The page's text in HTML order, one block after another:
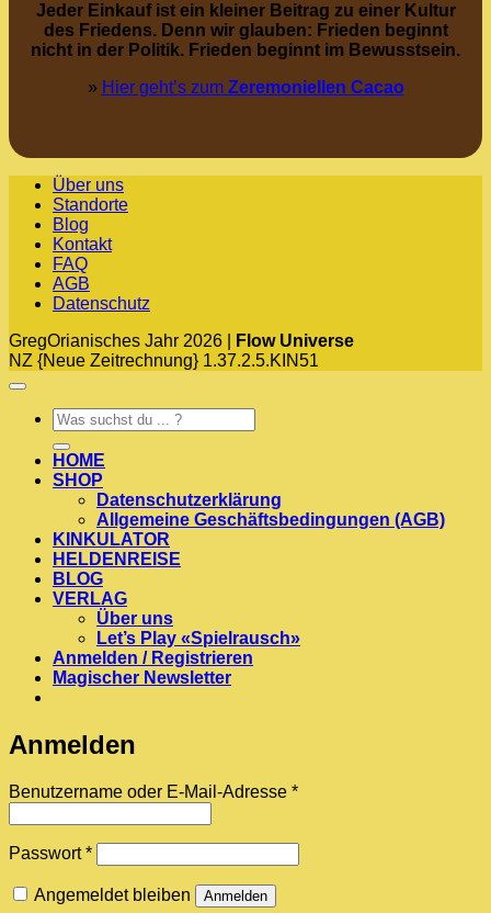
Jeder Einkauf ist ein kleiner Beitrag zu einer Kultur
des Friedens. Denn wir glauben: Frieden beginnt
nicht in der Politik. Frieden beginnt im Bewusstsein.
» Hier geht’s zum Zeremoniellen Cacao
Über uns
Standorte
Blog
Kontakt
FAQ
AGB
Datenschutz
GregOrianisches Jahr 2026 |
Flow Universe
NZ {Neue Zeitrechnung} 1.37.2.5.KIN51
Suchen
nach:
HOME
SHOP
Datenschutzerklärung
Allgemeine Geschäftsbedingungen (AGB)
KINKULATOR
HELDENREISE
BLOG
VERLAG
Über uns
Let’s Play «Spielrausch»
Anmelden / Registrieren
Magischer Newsletter
Anmelden
Benutzername oder E-Mail-Adresse *Erforderlich
Passwort*Erforderlich
Angemeldet bleiben Anmelden